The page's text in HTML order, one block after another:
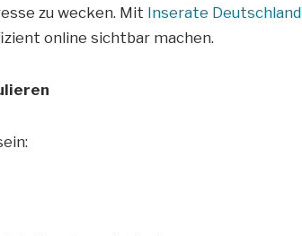
zu wecken. Mit Inserate Deutschland
online sichtbar machen.